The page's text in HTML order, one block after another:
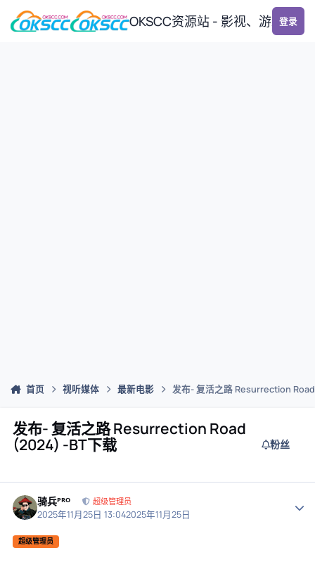
跳转到帖子
OKSCC资源站 - 影视、游戏、
登录
首页 视听媒体 最新电影 发布- 复活之路 Resurrection
发布- 复活之路 Resurrection Road
(2024) -BT下载
粉丝
骑兵ᴾᴿᴼ 超级管理员
2025年11月25日 13:042025年11月25日
超级管理员